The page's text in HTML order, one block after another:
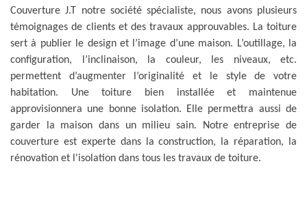
Couverture J.T notre société spécialiste, nous avons plusieurs
témoignages de clients et des travaux approuvables. La toiture
sert à publier le design et l’image d’une maison. L’outillage, la
configuration, l’inclinaison, la couleur, les niveaux, etc.
permettent d’augmenter l’originalité et le style de votre
habitation. Une toiture bien installée et maintenue
approvisionnera une bonne isolation. Elle permettra aussi de
garder la maison dans un milieu sain. Notre entreprise de
couverture est experte dans la construction, la réparation, la
rénovation et l'isolation dans tous les travaux de toiture.